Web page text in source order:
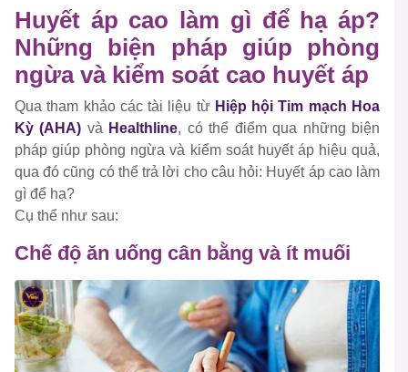
Huyết áp cao làm gì để hạ áp?
Những biện pháp giúp phòng
ngừa và kiểm soát cao huyết áp
Qua tham khảo các tài liệu từ Hiệp hội Tim mạch Hoa
Kỳ (AHA) và Healthline, có thể điểm qua những biện
pháp giúp phòng ngừa và kiểm soát huyết áp hiệu quả,
qua đó cũng có thể trả lời cho câu hỏi: Huyết áp cao làm
gì để hạ?
Cụ thể như sau:
Chế độ ăn uống cân bằng và ít muối